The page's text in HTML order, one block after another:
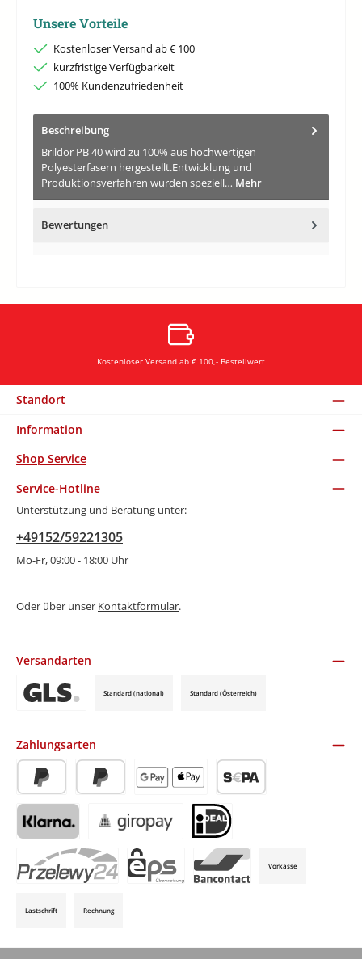
Unsere Vorteile
Kostenloser Versand ab € 100
kurzfristige Verfügbarkeit
100% Kundenzufriedenheit
Beschreibung
Brildor PB 40 wird zu 100% aus hochwertigen
Polyesterfasern hergestellt.Entwicklung und
Produktionsverfahren wurden speziell… Mehr
Bewertungen
Kostenloser Versand ab € 100,- Bestellwert
Standort
Information
Shop Service
Service-Hotline
Unterstützung und Beratung unter:
+49152/59221305
Mo-Fr, 09:00 - 18:00 Uhr
Oder über unser Kontaktformular.
Versandarten
Standard (national) Standard (Österreich)
Zahlungsarten
PayPal Später BezahlenApple Pay / Google Pay (via Stripe)
SEPA-Lastschrift (via Stripe)
Klarna (via Stripe)Giropay (via Stripe) iDeal (via Stripe)
Vorkasse
Lastschrift Rechnung